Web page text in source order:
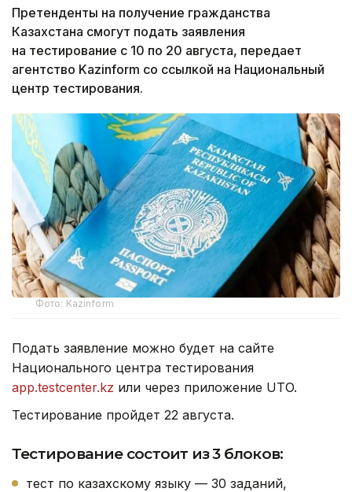
Претенденты на получение гражданства
Казахстана смогут подать заявления
на тестирование с 10 по 20 августа, передает
агентство Kazinform со ссылкой на Национальный
центр тестирования.
Фото: Kazinform
Подать заявление можно будет на сайте
Национального центра тестирования
app.testcenter.kz или через приложение UTO.
Тестирование пройдет 22 августа.
Тестирование состоит из 3 блоков:
тест по казахскому языку — 30 заданий,